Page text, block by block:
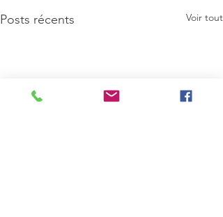
Posts récents Voir tout